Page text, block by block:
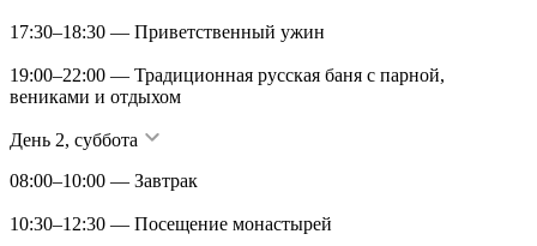
17:30–18:30 — Приветственный ужин
19:00–22:00 — Традиционная русская баня с парной,
вениками и отдыхом
День 2, суббота
08:00–10:00 — Завтрак
10:30–12:30 — Посещение монастырей